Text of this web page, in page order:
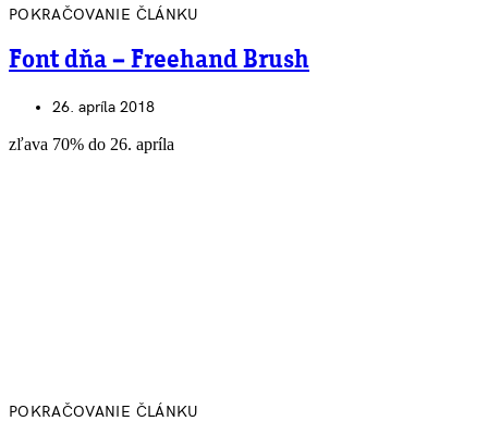
POKRAČOVANIE ČLÁNKU
Font dňa – Freehand Brush
26. apríla 2018
zľava 70% do 26. apríla
POKRAČOVANIE ČLÁNKU